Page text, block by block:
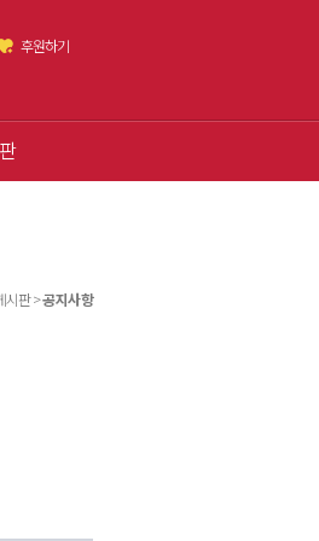
후원하기
시판 >공지사항